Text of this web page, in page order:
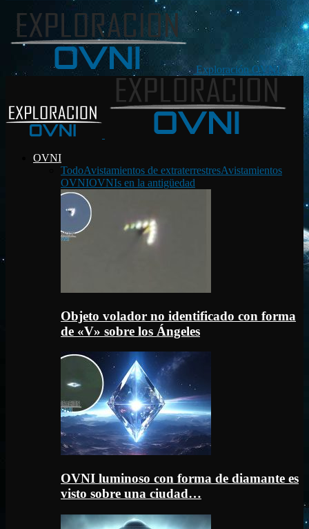
Exploración OVNI
OVNI
TodoAvistamientos de extraterrestresAvistamientos
OVNIOVNIs en la antigüedad
Objeto volador no identificado con forma
de «V» sobre los Ángeles
OVNI luminoso con forma de diamante es
visto sobre una ciudad…